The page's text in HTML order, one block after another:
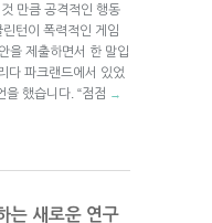
만큼 공격적인 행동
턴이 폭력적인 게임
을 제출하면서 한 말입
다 파크랜드에서 있었
을 했습니다. “점점 →
는 새로운 연구